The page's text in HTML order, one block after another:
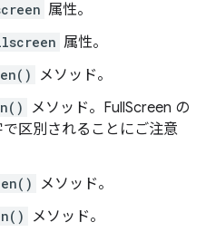
属性。
属性。
メソッド。
メソッド。FullScreen の
で区別されることにご注意
メソッド。
メソッド。